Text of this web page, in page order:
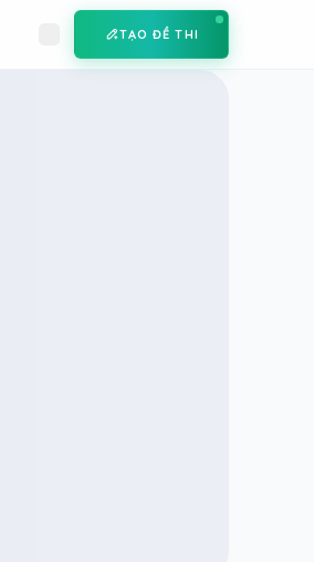
TẠO ĐỀ THI